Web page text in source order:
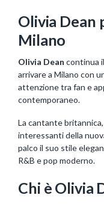
Olivia Dean
Milano
Olivia Dean continua
arrivare a Milano con
attenzione tra fan e
contemporaneo.
La cantante
interessanti della
palco il suo stile
R&B e pop moderno.
Chi è Olivia